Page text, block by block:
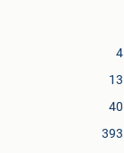
4
13
40
393